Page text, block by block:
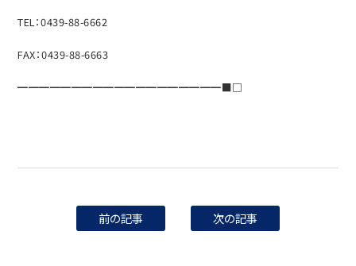
TEL：0439-88-6662
FAX：0439-88-6663
━━━━━━━━━━━━━━━━━━━■□
前の記事 次の記事